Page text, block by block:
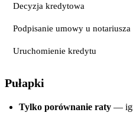
Decyzja kredytowa
Podpisanie umowy u notariusza
Uruchomienie kredytu
Pułapki
Tylko porównanie raty —